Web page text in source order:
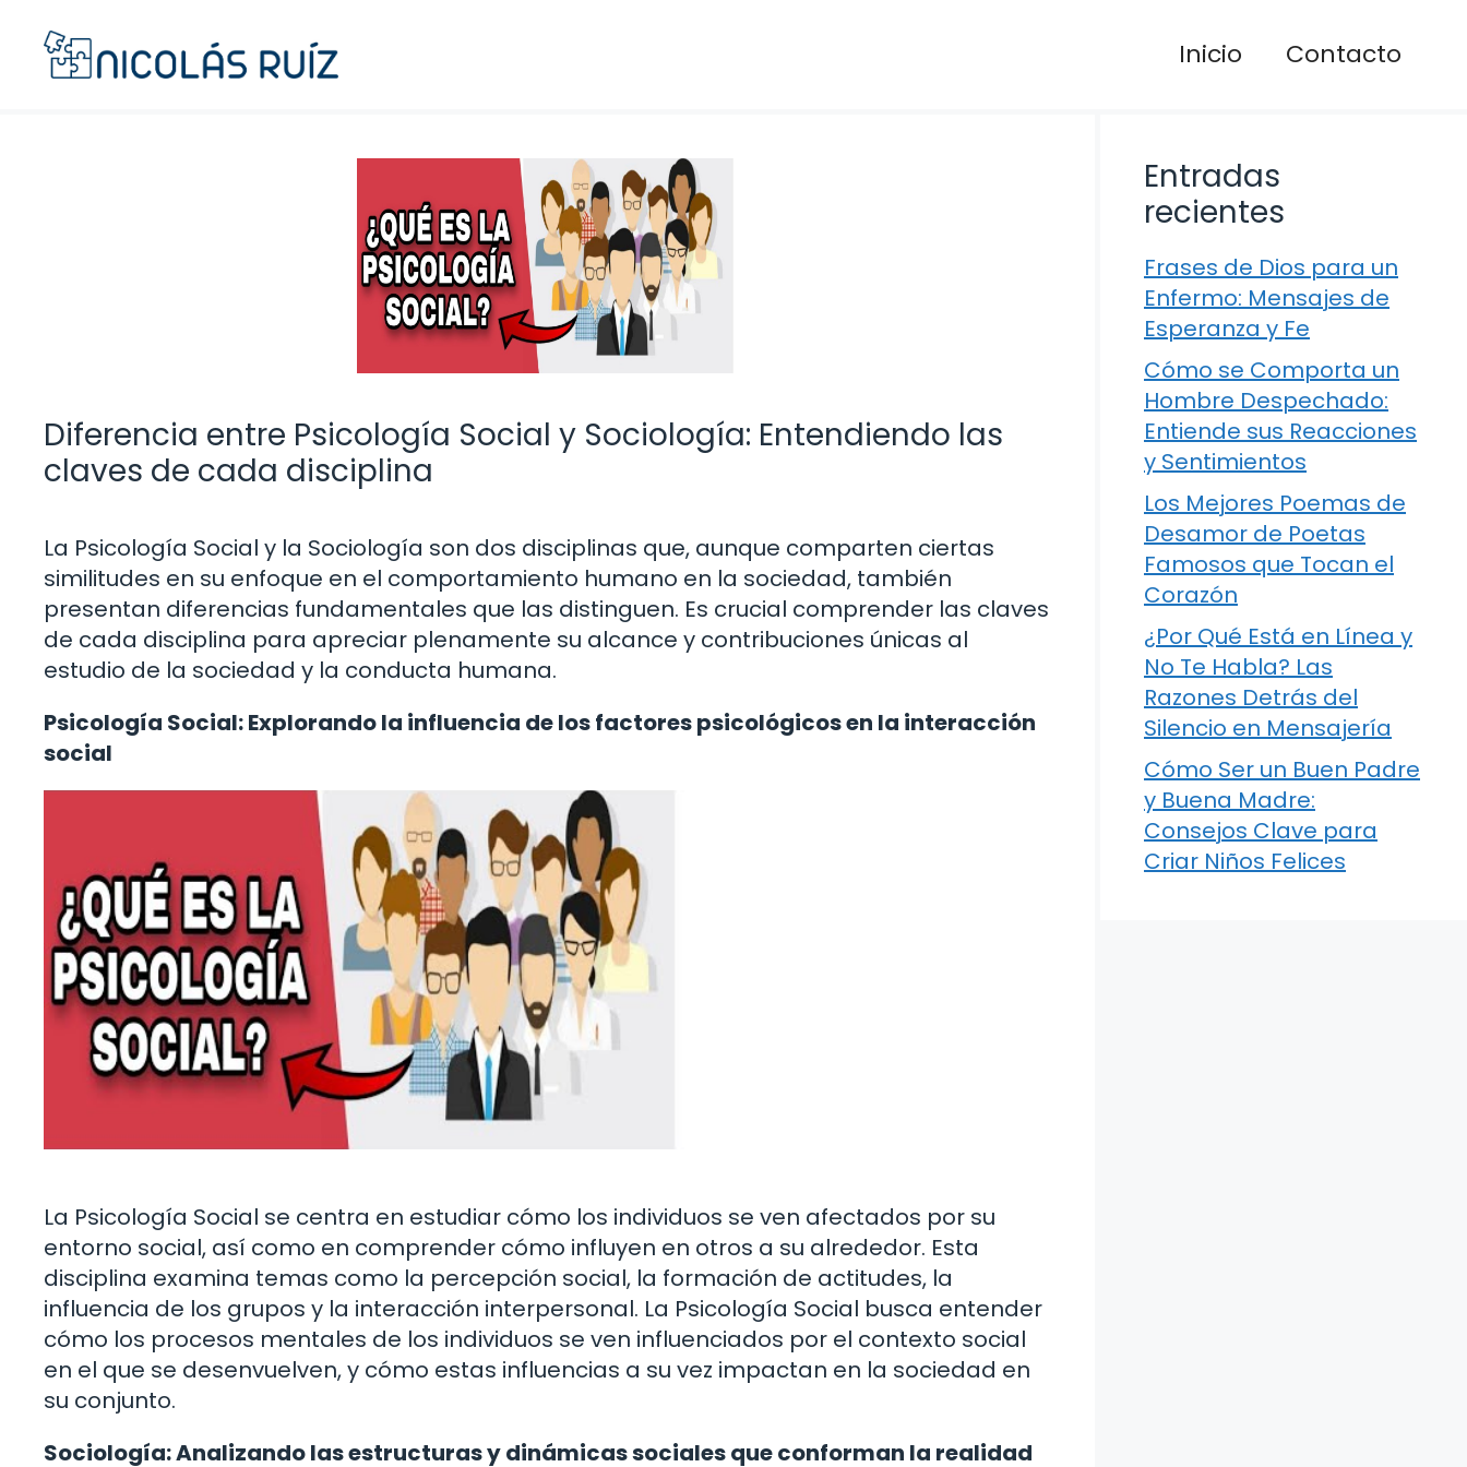
contenido
Inicio Contacto
Diferencia entre Psicología Social y Sociología: Entendiendo las
claves de cada disciplina
La Psicología Social y la Sociología son dos disciplinas que, aunque comparten ciertas
similitudes en su enfoque en el comportamiento humano en la sociedad, también
presentan diferencias fundamentales que las distinguen. Es crucial comprender las claves
de cada disciplina para apreciar plenamente su alcance y contribuciones únicas al
estudio de la sociedad y la conducta humana.
Psicología Social: Explorando la influencia de los factores psicológicos en la interacción
social
La Psicología Social se centra en estudiar cómo los individuos se ven afectados por su
entorno social, así como en comprender cómo influyen en otros a su alrededor. Esta
disciplina examina temas como la percepción social, la formación de actitudes, la
influencia de los grupos y la interacción interpersonal. La Psicología Social busca entender
cómo los procesos mentales de los individuos se ven influenciados por el contexto social
en el que se desenvuelven, y cómo estas influencias a su vez impactan en la sociedad en
su conjunto.
Sociología: Analizando las estructuras y dinámicas sociales que conforman la realidad
Entradas
recientes
Frases de Dios para un
Enfermo: Mensajes de
Esperanza y Fe
Cómo se Comporta un
Hombre Despechado:
Entiende sus Reacciones
y Sentimientos
Los Mejores Poemas de
Desamor de Poetas
Famosos que Tocan el
Corazón
¿Por Qué Está en Línea y
No Te Habla? Las
Razones Detrás del
Silencio en Mensajería
Cómo Ser un Buen Padre
y Buena Madre:
Consejos Clave para
Criar Niños Felices